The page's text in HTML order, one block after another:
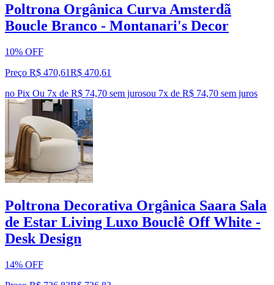
Poltrona Orgânica Curva Amsterdã
Boucle Branco - Montanari's Decor
10% OFF
Preço R$ 470,61R$ 470,61
no Pix Ou 7x de R$ 74,70 sem jurosou 7x de R$ 74,70 sem juros
Poltrona Decorativa Orgânica Saara Sala
de Estar Living Luxo Bouclê Off White -
Desk Design
14% OFF